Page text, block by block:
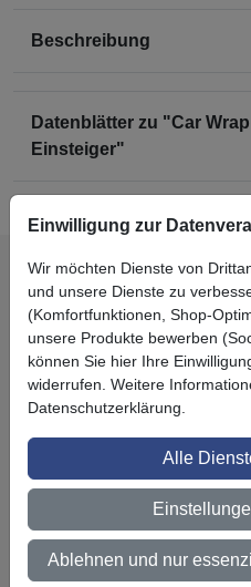
Beschreibung
Datenblätter zu "Car
Einsteiger"
5.0
Alles Top
von carwrapper
Sehr informativ
Einwilligung zur
Wir möchten Dienste von
und unsere Dienste zu
(Komfortfunktionen, Shop-
unsere Produkte bewerben
können Sie hier Ihre
widerrufen. Weitere
Datenschutzerklärung.
Alle
Ablehnen und nur